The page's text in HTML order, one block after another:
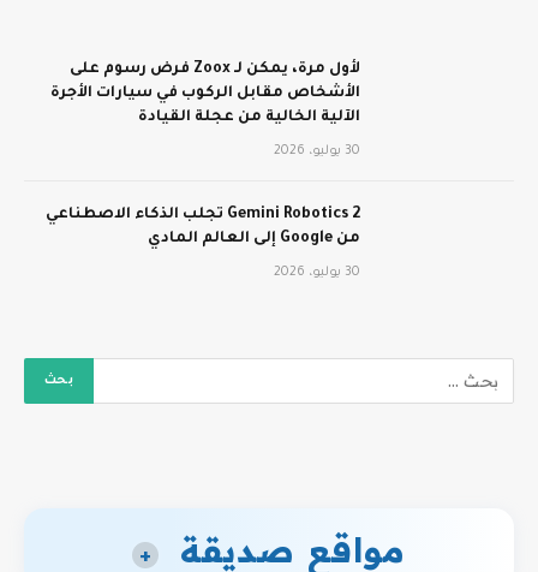
لأول مرة، يمكن لـ Zoox فرض رسوم على
الأشخاص مقابل الركوب في سيارات الأجرة
الآلية الخالية من عجلة القيادة
30 يوليو، 2026
Gemini Robotics 2 تجلب الذكاء الاصطناعي
من Google إلى العالم المادي
30 يوليو، 2026
مواقع صديقة +